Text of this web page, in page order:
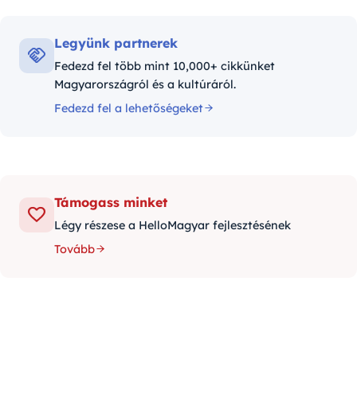
Legyünk partnerek
Fedezd fel több mint 10,000+ cikkünket
Magyarországról és a kultúráról.
Fedezd fel a lehetőségeket
Támogass minket
Légy részese a HelloMagyar fejlesztésének
Tovább